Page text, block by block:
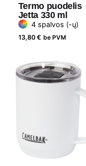
Termo puodelis
Jetta 330 ml
4 spalvos (-ų)
13,80 € be PVM